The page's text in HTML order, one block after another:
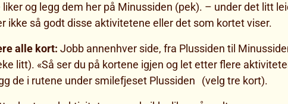
og legg dem her på Minussiden (pek). – under det litt
ikke så godt disse aktivitetene eller det som kortet viser.
alle kort: Jobb annenhver side, fra Plussiden til
litt). «Så ser du på kortene igjen og let etter flere
de i rutene under smilefjeset Plussiden (velg tre kort).